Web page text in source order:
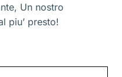
Un nostro
piu’ presto!